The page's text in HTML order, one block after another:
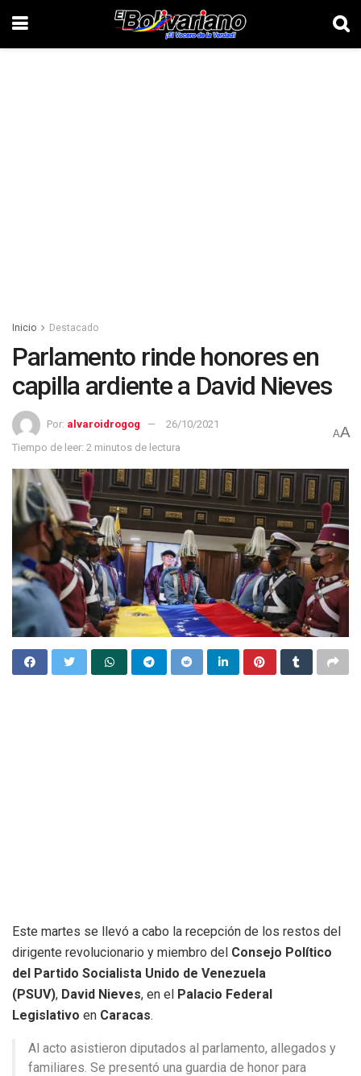
Inicio Destacado
Parlamento rinde honores en
capilla ardiente a David Nieves
Por: alvaroidrogog
26/10/2021
Tiempo de leer: 2 minutos de lectura
AA
Este martes se llevó a cabo la recepción de los restos del
dirigente revolucionario y miembro del Consejo Político
del Partido Socialista Unido de Venezuela
(PSUV), David Nieves, en el Palacio Federal
Legislativo en Caracas.
Al acto asistieron diputados al parlamento, allegados y
familiares. Se presentó una guardia de honor para